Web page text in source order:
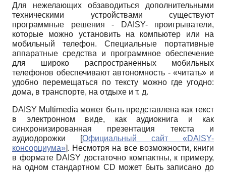
Для нежелающих обзаводиться дополнительными
техническими устройствами существуют
программные решения - DAISY- проигрыватели,
которые можно установить на компьютер или на
мобильный телефон. Специальные портативные
аппаратные средства и программное обеспечение
для широко распространенных мобильных
телефонов обеспечивают автономность - «читать» и
удобно перемещаться по тексту можно где угодно:
дома, в транспорте, на отдыхе и т. д.
DAISY Multimedia может быть представлена как текст
в электронном виде, как аудио­книга и как
синхронизированная презентация текста и
аудиодорожки
[Официальный сайт «DAISY-
консорциума»]. Несмотря на все возможности, книги
в формате DAISY достаточно компактны, к примеру,
на одном стандартном CD может быть записано до